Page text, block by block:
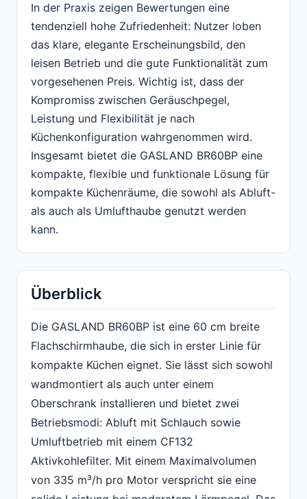
In der Praxis zeigen Bewertungen eine
tendenziell hohe Zufriedenheit: Nutzer loben
das klare, elegante Erscheinungsbild, den
leisen Betrieb und die gute Funktionalität zum
vorgesehenen Preis. Wichtig ist, dass der
Kompromiss zwischen Geräuschpegel,
Leistung und Flexibilität je nach
Küchenkonfiguration wahrgenommen wird.
Insgesamt bietet die GASLAND BR60BP eine
kompakte, flexible und funktionale Lösung für
kompakte Küchenräume, die sowohl als Abluft-
als auch als Umlufthaube genutzt werden
kann.
Überblick
Die GASLAND BR60BP ist eine 60 cm breite
Flachschirmhaube, die sich in erster Linie für
kompakte Küchen eignet. Sie lässt sich sowohl
wandmontiert als auch unter einem
Oberschrank installieren und bietet zwei
Betriebsmodi: Abluft mit Schlauch sowie
Umluftbetrieb mit einem CF132
Aktivkohlefilter. Mit einem Maximalvolumen
von 335 m³/h pro Motor verspricht sie eine